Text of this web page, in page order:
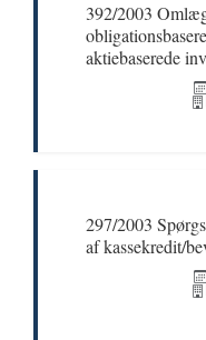
392/2003
aktiebaserede
297/2003
af kassekredit/